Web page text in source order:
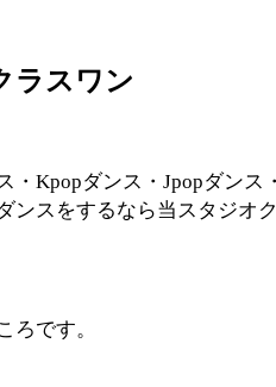
ラスワン
・Kpopダンス・Jpopダンス
ンスをするなら当スタジオ
ろです。